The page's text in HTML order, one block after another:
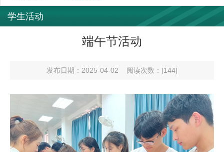
学生活动
端午节活动
发布日期：2025-04-02 阅读次数：[144]